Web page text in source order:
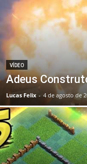
VÍDEO
Adeus
Lucas Felix - 4 de agosto de